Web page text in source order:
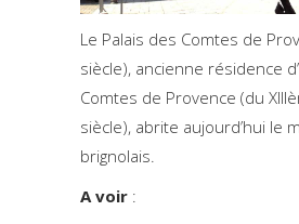
Le Palais des Comtes de
siècle), ancienne résidence
Comtes de Provence (du
siècle), abrite aujourd’hui le
brignolais.
A voir :